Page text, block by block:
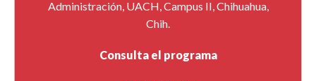
Administración, UACH, Campus II, Chihuahua,
Chih.
Consulta el programa